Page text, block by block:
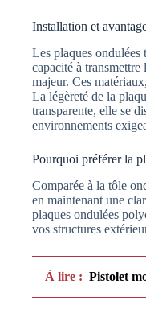
Installation et
Les plaques ondulées
capacité à
majeur. Ces
La légèreté de la
transparente, elle se
environnements
Pourquoi préférer la
Comparée à la tôle
en maintenant une
plaques ondulées
vos structures
À lire : Pistolet